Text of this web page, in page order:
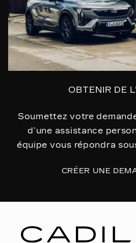
OBTENIR DE
Soumettez votre
d’une assistance
équipe vous répondra
CRÉER UNE